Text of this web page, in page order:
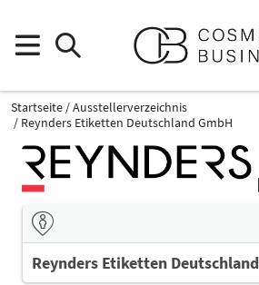
Startseite
Ausstellerverzeichnis
Reynders Etiketten Deutschland GmbH
Reynders Etiketten